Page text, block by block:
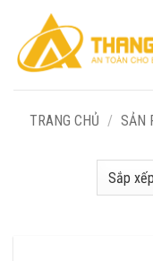
dung
TRANG CHỦ / SẢN